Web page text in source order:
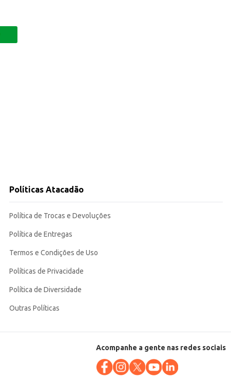
Políticas Atacadão
Política de Trocas e Devoluções
Política de Entregas
Termos e Condições de Uso
Políticas de Privacidade
Política de Diversidade
Outras Políticas
Acompanhe a gente nas redes sociais